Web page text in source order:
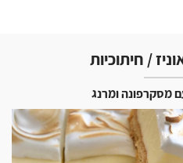
/ חיתוכיות
מסקרפונה ומרנג